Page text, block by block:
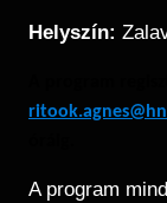
Helyszín:
A program